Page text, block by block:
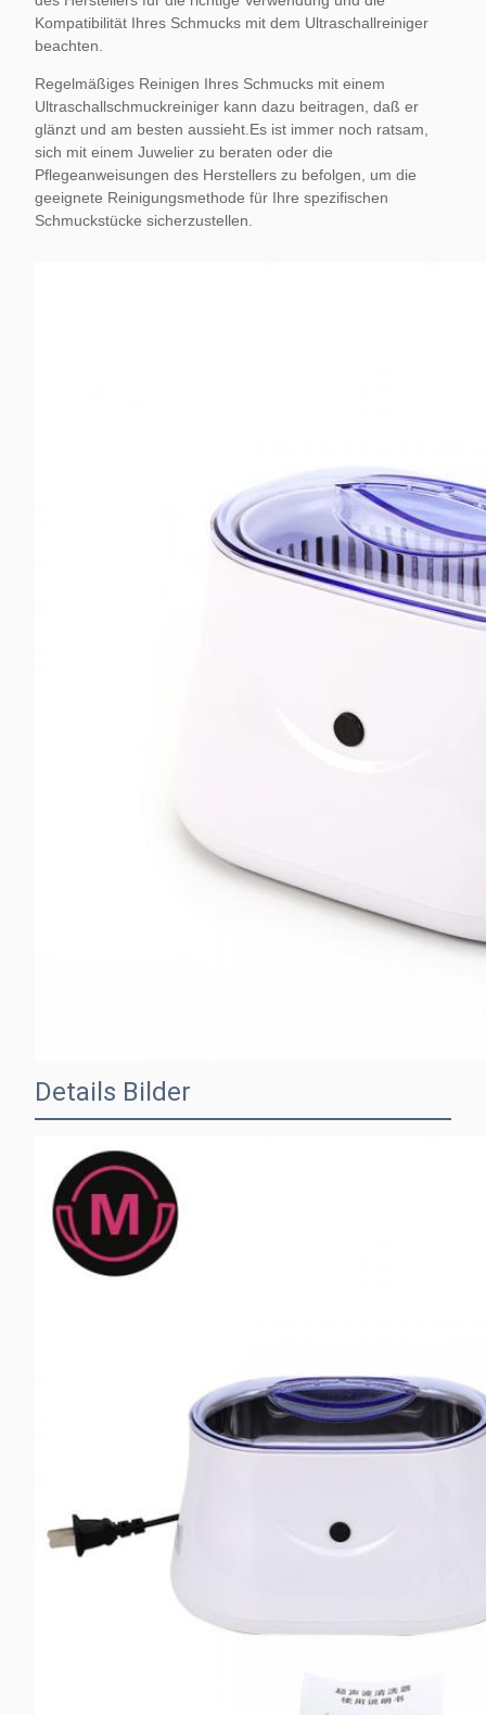
Kompatibilität Ihres Schmucks mit dem Ultraschallreiniger
beachten.
Regelmäßiges Reinigen Ihres Schmucks mit einem
Ultraschallschmuckreiniger kann dazu beitragen, daß er
glänzt und am besten aussieht.Es ist immer noch ratsam,
sich mit einem Juwelier zu beraten oder die
Pflegeanweisungen des Herstellers zu befolgen, um die
geeignete Reinigungsmethode für Ihre spezifischen
Schmuckstücke sicherzustellen.
Details Bilder